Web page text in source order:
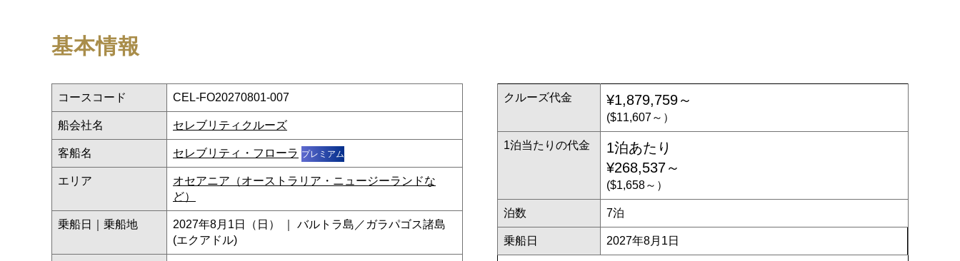
基本情報
コースコード CEL-FO20270801-007
船会社名 セレブリティクルーズ
客船名 セレブリティ・フローラ プレミアム
エリア
オセアニア（オーストラリア・ニュージーランドな
ど）
乗船日｜乗船地
2027年8月1日（日） ｜ バルトラ島／ガラパゴス諸島
(エクアドル)
クルーズ代金 ¥1,879,759～
($11,607～）
1泊当たりの代金
1泊あたり
¥268,537～
($1,658～）
泊数 7泊
乗船日 2027年8月1日